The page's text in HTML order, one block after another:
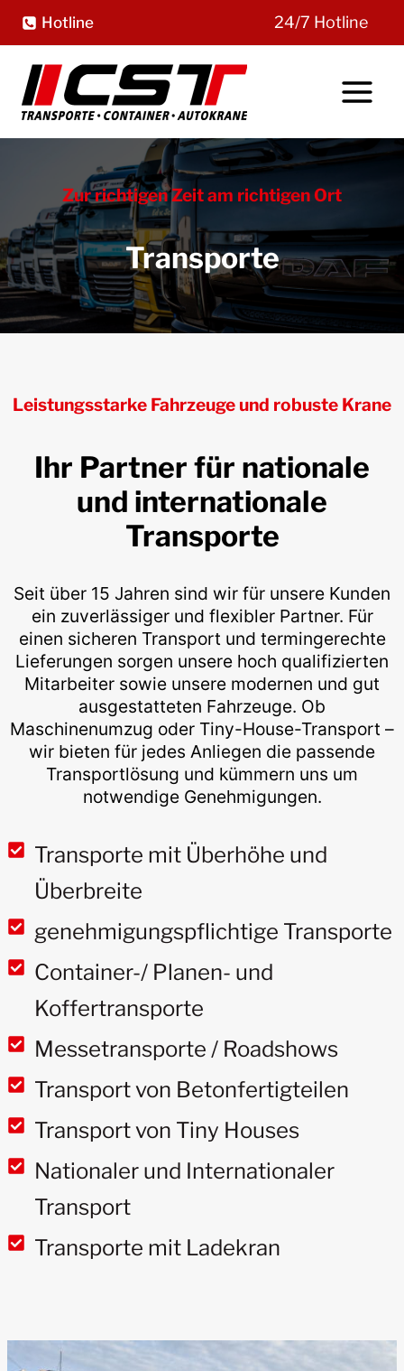
Inhalt
springen
Hotline 24/7 Hotline
Zur richtigen Zeit am richtigen Ort
Transporte
Leistungsstarke Fahrzeuge und robuste Krane
Ihr Partner für nationale
und internationale
Transporte
Seit über 15 Jahren sind wir für unsere Kunden
ein zuverlässiger und flexibler Partner. Für
einen sicheren Transport und termingerechte
Lieferungen sorgen unsere hoch qualifizierten
Mitarbeiter sowie unsere modernen und gut
ausgestatteten Fahrzeuge. Ob
Maschinenumzug oder Tiny-House-Transport –
wir bieten für jedes Anliegen die passende
Transportlösung und kümmern uns um
notwendige Genehmigungen.
Transporte mit Überhöhe und
Überbreite
genehmigungspflichtige Transporte
Container-/ Planen- und
Koffertransporte
Messetransporte / Roadshows
Transport von Betonfertigteilen
Transport von Tiny Houses
Nationaler und Internationaler
Transport
Transporte mit Ladekran